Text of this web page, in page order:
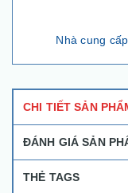
Nhà cung
CHI TIẾT SẢN
ĐÁNH GIÁ SẢN
THẺ TAGS